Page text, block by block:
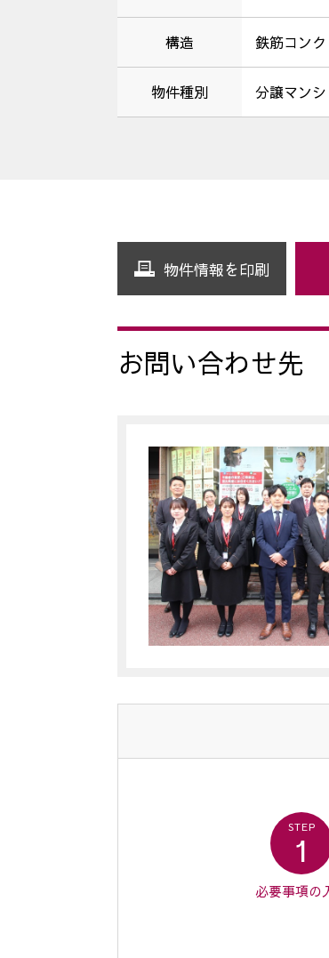
構造 鉄筋コン
物件種別 分譲マン
物件情報を印刷
お問い合わせ先
STEP
1
必要事項の